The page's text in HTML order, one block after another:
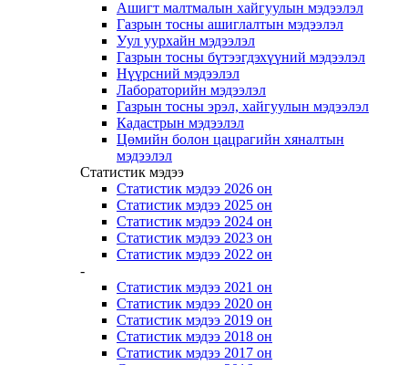
Ашигт малтмалын хайгуулын мэдээлэл
Газрын тосны ашиглалтын мэдээлэл
Уул уурхайн мэдээлэл
Газрын тосны бүтээгдэхүүний мэдээлэл
Нүүрсний мэдээлэл
Лабораторийн мэдээлэл
Газрын тосны эрэл, хайгуулын мэдээлэл
Кадастрын мэдээлэл
Цөмийн болон цацрагийн хяналтын
мэдээлэл
Статистик мэдээ
Статистик мэдээ 2026 он
Статистик мэдээ 2025 он
Статистик мэдээ 2024 он
Статистик мэдээ 2023 он
Статистик мэдээ 2022 он
-
Статистик мэдээ 2021 он
Статистик мэдээ 2020 он
Статистик мэдээ 2019 он
Статистик мэдээ 2018 он
Статистик мэдээ 2017 он